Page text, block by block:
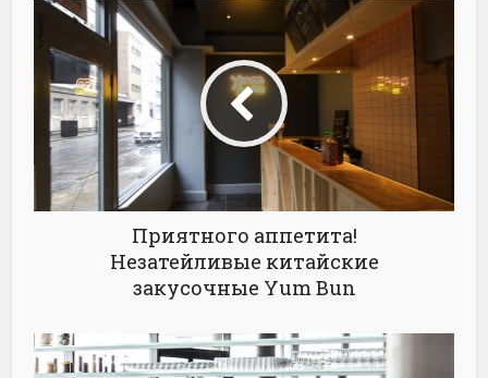
Приятного аппетита!
Незатейливые китайские
закусочные Yum Bun